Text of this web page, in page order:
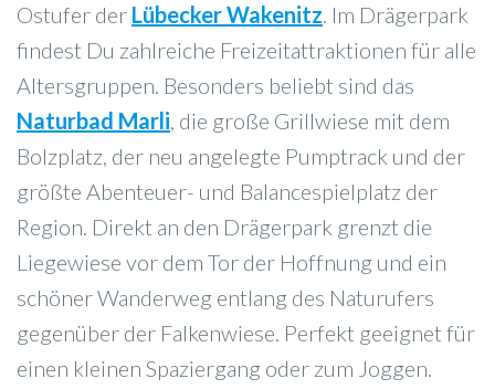
Ostufer der Lübecker Wakenitz. Im Drägerpark
findest Du zahlreiche Freizeitattraktionen für alle
Altersgruppen. Besonders beliebt sind das
Naturbad Marli, die große Grillwiese mit dem
Bolzplatz, der neu angelegte Pumptrack und der
größte Abenteuer- und Balancespielplatz der
Region. Direkt an den Drägerpark grenzt die
Liegewiese vor dem Tor der Hoffnung und ein
schöner Wanderweg entlang des Naturufers
gegenüber der Falkenwiese. Perfekt geeignet für
einen kleinen Spaziergang oder zum Joggen.